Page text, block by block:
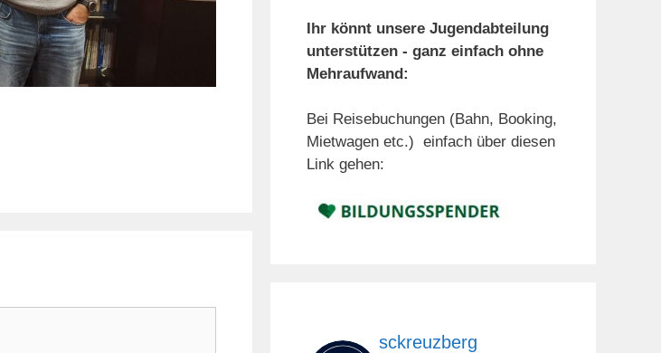
Ihr könnt unsere Jugendabteilung
unterstützen - ganz einfach ohne
Mehraufwand:
Bei Reisebuchungen (Bahn, Booking,
Mietwagen etc.) einfach über diesen
Link gehen:
sckreuzberg